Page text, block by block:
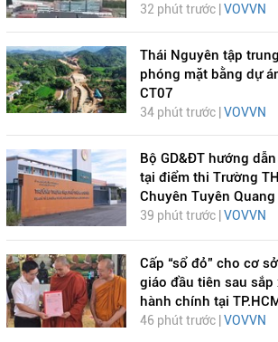
32 phút trước | VOVVN
Thái Nguyên tập
phóng mặt bằng dự
CT07
34 phút trước | VOVVN
Bộ GD&ĐT hướng
tại điểm thi Trường
Chuyên Tuyên Quang
39 phút trước | VOVVN
Cấp “sổ đỏ” cho cơ
giáo đầu tiên sau sắp
hành chính tại
46 phút trước | VOVVN